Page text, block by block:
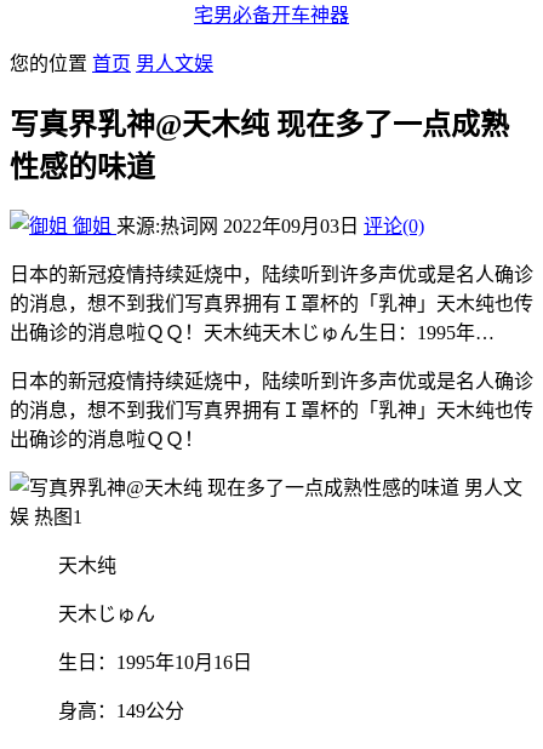
宅男必备开车神器
您的位置 首页 男人文娱
写真界乳神@天木纯 现在多了一点成熟
性感的味道
御姐 来源:热词网 2022年09月03日 评论(0)
日本的新冠疫情持续延烧中，陆续听到许多声优或是名人确诊
的消息，想不到我们写真界拥有Ｉ罩杯的「乳神」天木纯也传
出确诊的消息啦ＱＱ！天木纯天木じゅん生日：1995年…
日本的新冠疫情持续延烧中，陆续听到许多声优或是名人确诊
的消息，想不到我们写真界拥有Ｉ罩杯的「乳神」天木纯也传
出确诊的消息啦ＱＱ！
天木纯
天木じゅん
生日：1995年10月16日
身高：149公分